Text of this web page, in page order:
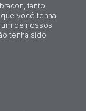
tanto
você tenha
um de nossos
tenha sido